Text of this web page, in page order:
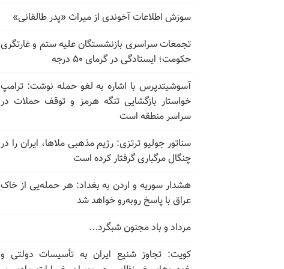
سوزش اطلاعات آخوندی از میراث «پدر طالقانی»
تجمعات سراسری بازنشستگان علیه ستم و غارتگری
حکومت؛ ایستادگی در گرمای ۵۰ درجه
آسوشیتدپرس با اشاره به لغو حمله نوشت: ترامپ
خواستار بازگشایی تنگه هرمز و توقف حملات در
سراسر منطقه است
سناتور جولیو ترتزی: رژیم مذهبی ملاها، ایران را در
چنگال مرگباری گرفتار کرده است
هشدار سوریه و اردن به بغداد: هر حمله‌یی از خاک
عراق با پاسخ روبه‌رو خواهد شد
مرداد و باد مجنون شبگرد...
کویت: تجاوز شنیع ایران به تأسیسات دولتی و